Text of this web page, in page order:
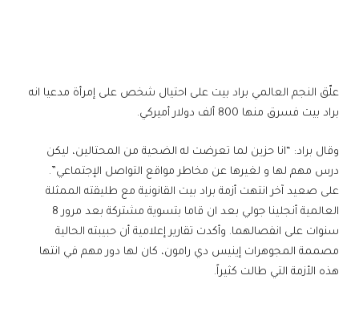
علّق النجم العالمي براد بيت على احتيال شخص على إمرأة مدعيا انه
براد بيت فسرق منها 800 ألف دولار أميركي.
وقال براد: “انا حزين لما تعرضت له الضحية من المحتالين، ليكن
درس مهم لها و لغيرها عن مخاطر مواقع التواصل الإجتماعي”.
على صعيد آخر انتهت أزمة براد بيت القانونية مع طليقته الممثلة
العالمية أنجلينا جولي بعد ان قاما بتسوية مشتركة بعد مرور 8
سنوات على انفصالهما. وأكدت تقارير إعلامية أن حبيبته الحالية
مصممة المجوهرات إينيس دي رامون، كان لها دور مهم في انتها
هذه الأزمة التي طالت كثيراً.